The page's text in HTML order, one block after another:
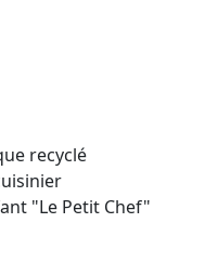
recyclé
"Le Petit Chef"